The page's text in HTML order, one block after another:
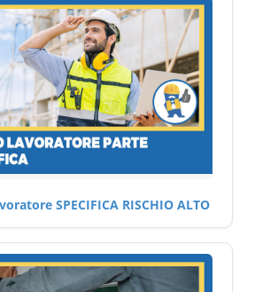
SPECIFICA RISCHIO ALTO